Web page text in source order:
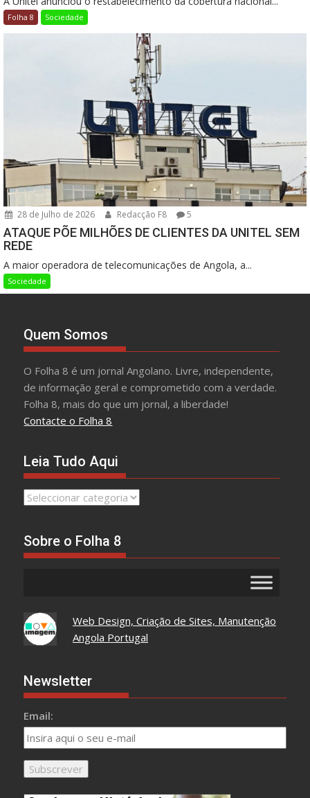
Folha 8 Sociedade
28 de Julho de 2026 Redacção F8 5
ATAQUE PÕE MILHÕES DE CLIENTES DA UNITEL SEM
REDE
A maior operadora de telecomunicações de Angola, a...
Sociedade
Quem Somos
O Folha 8 é um jornal Angolano. Livre, independente,
de informação geral e comprometido com a verdade.
Folha 8, mais do que um jornal, a liberdade!
Contacte o Folha 8
Leia Tudo Aqui
Leia
Sobre o Folha 8
Web Design, Criação de Sites, Manutenção
Angola Portugal
Newsletter
Email: